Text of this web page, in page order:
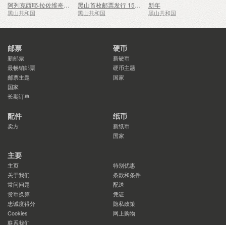
阿列克西耶·拉佐维奇诞辰 250 周年
黑山共和国
黑山首枚邮票发行 150 周年
黑山共和国
新年
黑山共和国
邮票
新邮票
最畅销邮票
邮票主题
国家
长期订单
硬币
新硬币
硬币主题
国家
配件
卖方
纸币
新纸币
国家
主要
主页
特别优惠
关于我们
条款和条件
常问问题
配送
货币换算
凭证
忠诚度得分
隐私政策
Cookies
网上购物
联系我们